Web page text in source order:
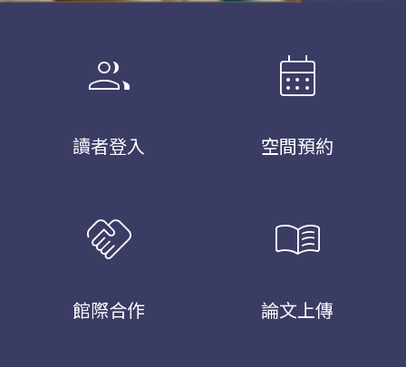
group
讀者登入
calendar_month
空間預約
handshake
館際合作
menu_book
論文上傳